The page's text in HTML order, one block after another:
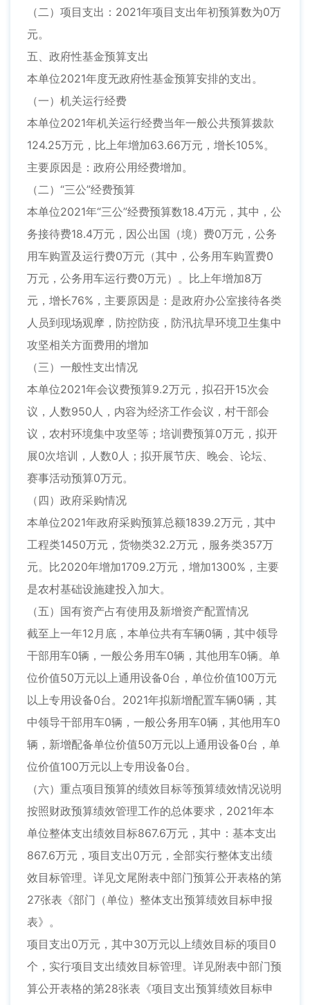
（二）项目支出：2021年项目支出年初预算数为0万
元。
五、政府性基金预算支出
本单位2021年度无政府性基金预算安排的支出。
（一）机关运行经费
本单位2021年机关运行经费当年一般公共预算拨款
124.25万元，比上年增加63.66万元，增长105%。
主要原因是：政府公用经费增加。
（二）“三公”经费预算
本单位2021年“三公”经费预算数18.4万元，其中，公
务接待费18.4万元，因公出国（境）费0万元，公务
用车购置及运行费0万元（其中，公务用车购置费0
万元，公务用车运行费0万元）。比上年增加8万
元，增长76%，主要原因是：是政府办公室接待各类
人员到现场观摩，防控防疫，防汛抗旱环境卫生集中
攻坚相关方面费用的增加
（三）一般性支出情况
本单位2021年会议费预算9.2万元，拟召开15次会
议，人数950人，内容为经济工作会议，村干部会
议，农村环境集中攻坚等；培训费预算0万元，拟开
展0次培训，人数0人；拟开展节庆、晚会、论坛、
赛事活动预算0万元。
（四）政府采购情况
本单位2021年政府采购预算总额1839.2万元，其中
工程类1450万元，货物类32.2万元，服务类357万
元。比2020年增加1709.2万元，增加1300%，主要
是农村基础设施建投入加大。
（五）国有资产占有使用及新增资产配置情况
截至上一年12月底，本单位共有车辆0辆，其中领导
干部用车0辆，一般公务用车0辆，其他用车0辆。单
位价值50万元以上通用设备0台，单位价值100万元
以上专用设备0台。2021年拟新增配置车辆0辆，其
中领导干部用车0辆，一般公务用车0辆，其他用车0
辆，新增配备单位价值50万元以上通用设备0台，单
位价值100万元以上专用设备0台。
（六）重点项目预算的绩效目标等预算绩效情况说明
按照财政预算绩效管理工作的总体要求，2021年本
单位整体支出绩效目标867.6万元，其中：基本支出
867.6万元，项目支出0万元，全部实行整体支出绩
效目标管理。详见文尾附表中部门预算公开表格的第
27张表《部门（单位）整体支出预算绩效目标申报
表》。
项目支出0万元，其中30万元以上绩效目标的项目0
个，实行项目支出绩效目标管理。详见附表中部门预
算公开表格的第28张表《项目支出预算绩效目标申